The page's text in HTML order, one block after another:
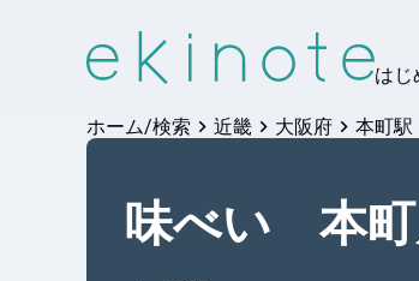
はじ
ホーム/検索 近畿 大阪府 本町駅
味べい 本町